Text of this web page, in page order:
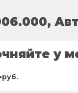
у
руб.